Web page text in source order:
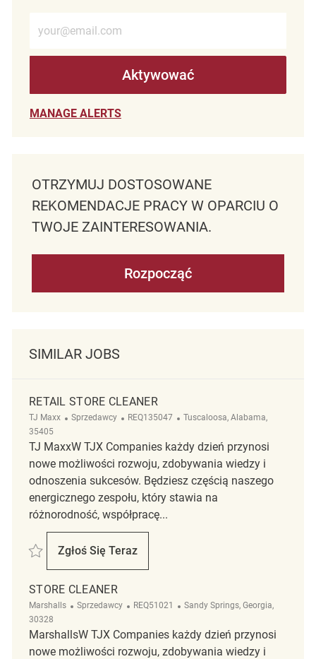
Aktywować
MANAGE ALERTS
OTRZYMUJ DOSTOSOWANE
REKOMENDACJE PRACY W OPARCIU O
TWOJE ZAINTERESOWANIA.
Rozpocząć
SIMILAR JOBS
RETAIL STORE CLEANER
TJ Maxx Kategoria
Sprzedawcy ReqId
REQ135047 Lokalizacja
Tuscaloosa, Alabama,
35405
TJ MaxxW TJX Companies każdy dzień przynosi
nowe możliwości rozwoju, zdobywania wiedzy i
odnoszenia sukcesów. Będziesz częścią naszego
energicznego zespołu, który stawia na
różnorodność, współpracę...
Zapisać Retail Store Cleaner REQ135047
Zgłoś Się Teraz
Retail Store Cleaner
STORE CLEANER
Marshalls Kategoria
Sprzedawcy ReqId
REQ51021 Lokalizacja
Sandy Springs, Georgia,
30328
MarshallsW TJX Companies każdy dzień przynosi
nowe możliwości rozwoju, zdobywania wiedzy i